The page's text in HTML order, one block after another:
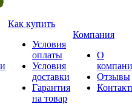
Как купить
Условия
оплаты
Условия
доставки
Гарантия
на товар
Компания
О
Отзывы